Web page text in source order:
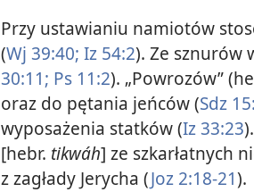
Przy ustawianiu namiotów
(Wj 39:40; Iz 54:2). Ze sznurów
30:11; Ps 11:2). „Powrozów”
oraz do pętania jeńców (Sdz
wyposażenia statków (Iz 33:23
[hebr. tikwáh] ze szkarłatnych
z zagłady Jerycha (Joz 2:18-21).